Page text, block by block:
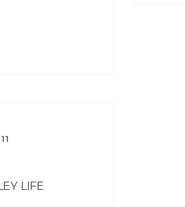
LIFE